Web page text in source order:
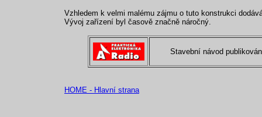
Vzhledem k velmi malému zájmu o tuto konstrukci
Vývoj zařízení byl časově značně náročný.
Stavební návod
HOME - Hlavní strana